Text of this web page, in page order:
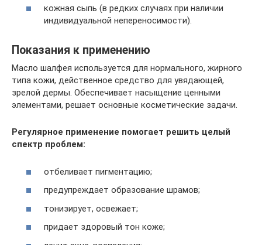
кожная сыпь (в редких случаях при наличии
индивидуальной непереносимости).
Показания к применению
Масло шалфея используется для нормального, жирного
типа кожи, действенное средство для увядающей,
зрелой дермы. Обеспечивает насыщение ценными
элементами, решает основные косметические задачи.
Регулярное применение помогает решить целый
спектр проблем:
отбеливает пигментацию;
предупреждает образование шрамов;
тонизирует, освежает;
придает здоровый тон коже;